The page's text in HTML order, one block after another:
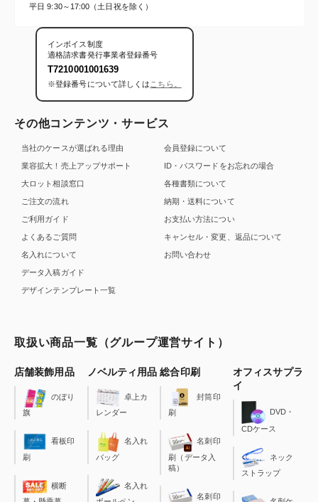
平日 9:30～17:00（土日祝を除く）
インボイス制度
適格請求書発行事業者登録番号
T7210001001639
※登録番号について詳しくは こちら。
その他コンテンツ・サービス
当社のケースが選ばれる理由
業容拡大！売上アップサポート
大ロット相談窓口
ご注文の流れ
ご利用ガイド
よくあるご質問
名入れについて
データ入稿ガイド
デザインテンプレート一覧
会員登録について
ID・パスワードをお忘れの場合
各種書類について
納期・送料について
お支払い方法につい
キャンセル・変更、返品について
お問い合わせ
取扱い商品一覧（グループ運営サイト）
店舗装飾用品
のぼり
旗
看板印
刷
横断
ノベルティ用品
卓上カ
レンダー
名入れ
バッグ
名入れ
総合印刷
封筒印
刷
名刺印
刷（データ入
稿）
名刺印
オフィスサプラ
イ
DVD・
CDケース
ネック
ストラップ